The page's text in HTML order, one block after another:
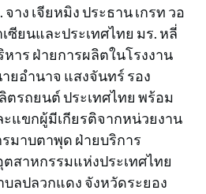
าง เจียหมิง ประธาน เกรท วอ
ซียนและประเทศไทย มร. หลี่
าร ฝ่ายการผลิตในโรงงาน
ยอำนาจ แสงจันทร์ รอง
ตรถยนต์ ประเทศไทย พร้อม
แขกผู้มีเกียรติจากหน่วยงาน
มาบตาพุด ฝ่ายบริการ
สาหกรรมแห่งประเทศไทย
ลปลวกแดง จังหวัดระยอง